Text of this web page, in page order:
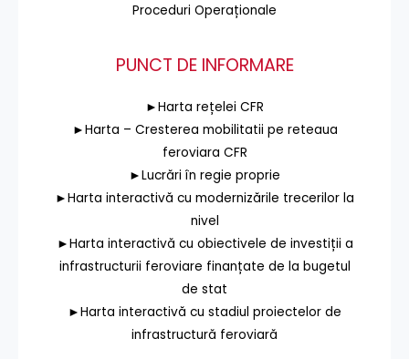
Proceduri Operaționale
PUNCT DE INFORMARE
►Harta rețelei CFR
►Harta – Cresterea mobilitatii pe reteaua
feroviara CFR
►Lucrări în regie proprie
►Harta interactivă cu modernizările trecerilor la
nivel
►Harta interactivă cu obiectivele de investiții a
infrastructurii feroviare finanțate de la bugetul
de stat
►Harta interactivă cu stadiul proiectelor de
infrastructură feroviară